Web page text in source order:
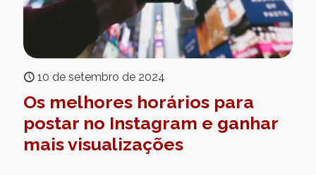
10 de setembro de 2024
Os melhores horários para
postar no Instagram e ganhar
mais visualizações